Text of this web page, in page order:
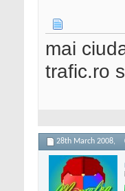
mai
trafic.ro
28th March 2008,